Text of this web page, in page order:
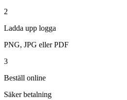
2
Ladda upp logga
PNG, JPG eller PDF
3
Beställ online
Säker betalning